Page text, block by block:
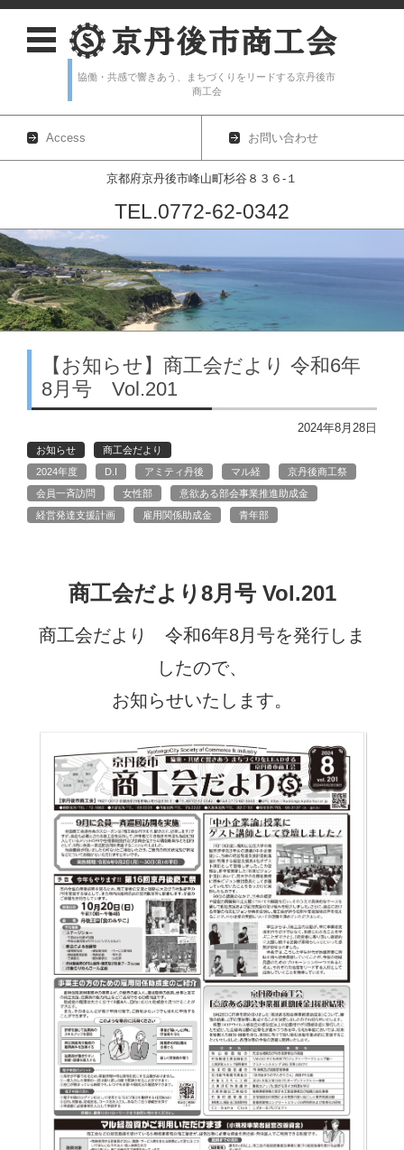
協働・共感で響きあう、まちづくりをリードする京丹後市
商工会
Access お問い合わせ
京都府京丹後市峰山町杉谷８３６-１
TEL.0772-62-0342
コンテンツに移動
【お知らせ】商工会だより 令和6年
8月号 Vol.201
2024年8月28日
お知らせ
商工会だより
2024年度
D.I アミティ丹後 マル経
京丹後商工祭
会員一斉訪問
女性部
意欲ある部会事業推進助成金
経営発達支援計画
雇用関係助成金 青年部
商工会だより8月号 Vol.201
商工会だより 令和6年8月号を発行しま
したので、
お知らせいたします。